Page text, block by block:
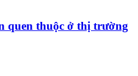
quen thuộc ở thị trường